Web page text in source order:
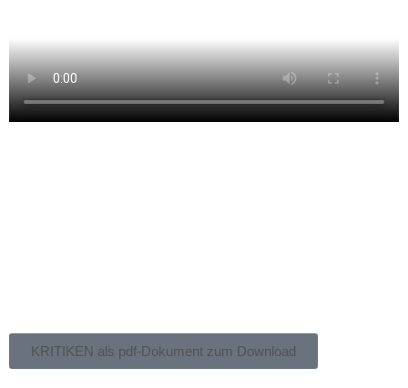
KRITIKEN als pdf-Dokument zum Download